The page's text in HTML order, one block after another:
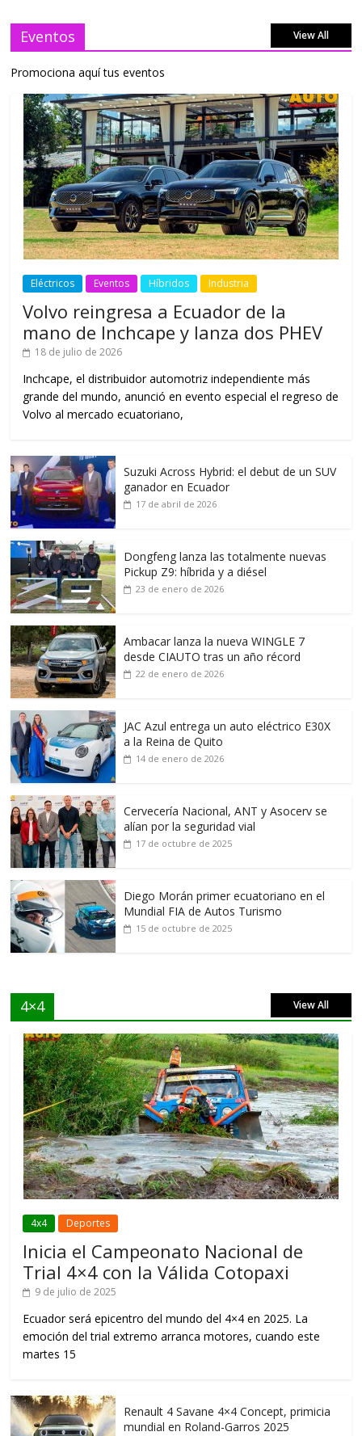
Eventos View All
Promociona aquí tus eventos
Eléctricos Eventos Híbridos Industria
Volvo reingresa a Ecuador de la
mano de Inchcape y lanza dos PHEV
18 de julio de 2026
Inchcape, el distribuidor automotriz independiente más
grande del mundo, anunció en evento especial el regreso de
Volvo al mercado ecuatoriano,
Suzuki Across Hybrid: el debut de un SUV
ganador en Ecuador
17 de abril de 2026
Dongfeng lanza las totalmente nuevas
Pickup Z9: híbrida y a diésel
23 de enero de 2026
Ambacar lanza la nueva WINGLE 7
desde CIAUTO tras un año récord
22 de enero de 2026
JAC Azul entrega un auto eléctrico E30X
a la Reina de Quito
14 de enero de 2026
Cervecería Nacional, ANT y Asocerv se
alían por la seguridad vial
17 de octubre de 2025
Diego Morán primer ecuatoriano en el
Mundial FIA de Autos Turismo
15 de octubre de 2025
4×4 View All
4x4 Deportes
Inicia el Campeonato Nacional de
Trial 4×4 con la Válida Cotopaxi
9 de julio de 2025
Ecuador será epicentro del mundo del 4×4 en 2025. La
emoción del trial extremo arranca motores, cuando este
martes 15
Renault 4 Savane 4×4 Concept, primicia
mundial en Roland-Garros 2025